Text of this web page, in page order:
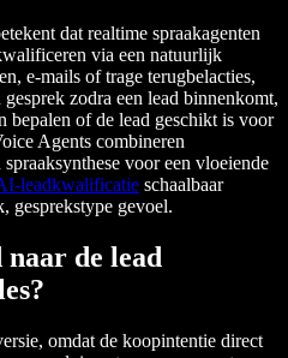
dat realtime spraakagenten
via een natuurlijk
e-mails of trage terugbelacties,
zodra een lead binnenkomt,
bepalen of de lead geschikt is voor
Agents combineren
voor een vloeiende
leadkwalificatie schaalbaar
gesprekstype gevoel.
naar de lead
omdat de koopintentie direct